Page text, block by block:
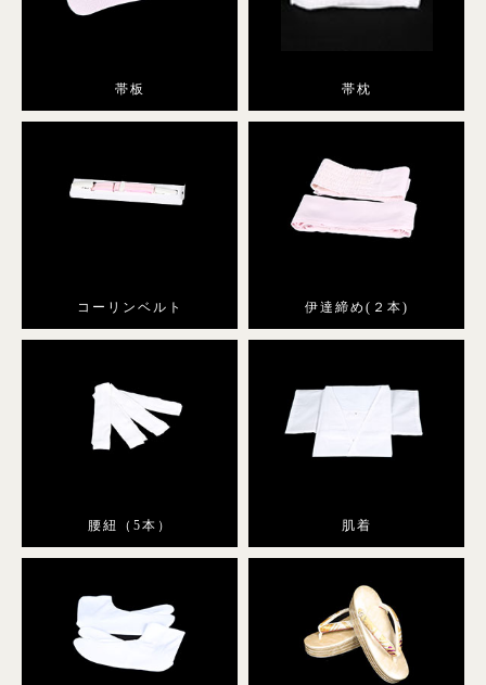
帯板 帯枕
コーリンベルト 伊達締め(２本)
腰紐（5本） 肌着